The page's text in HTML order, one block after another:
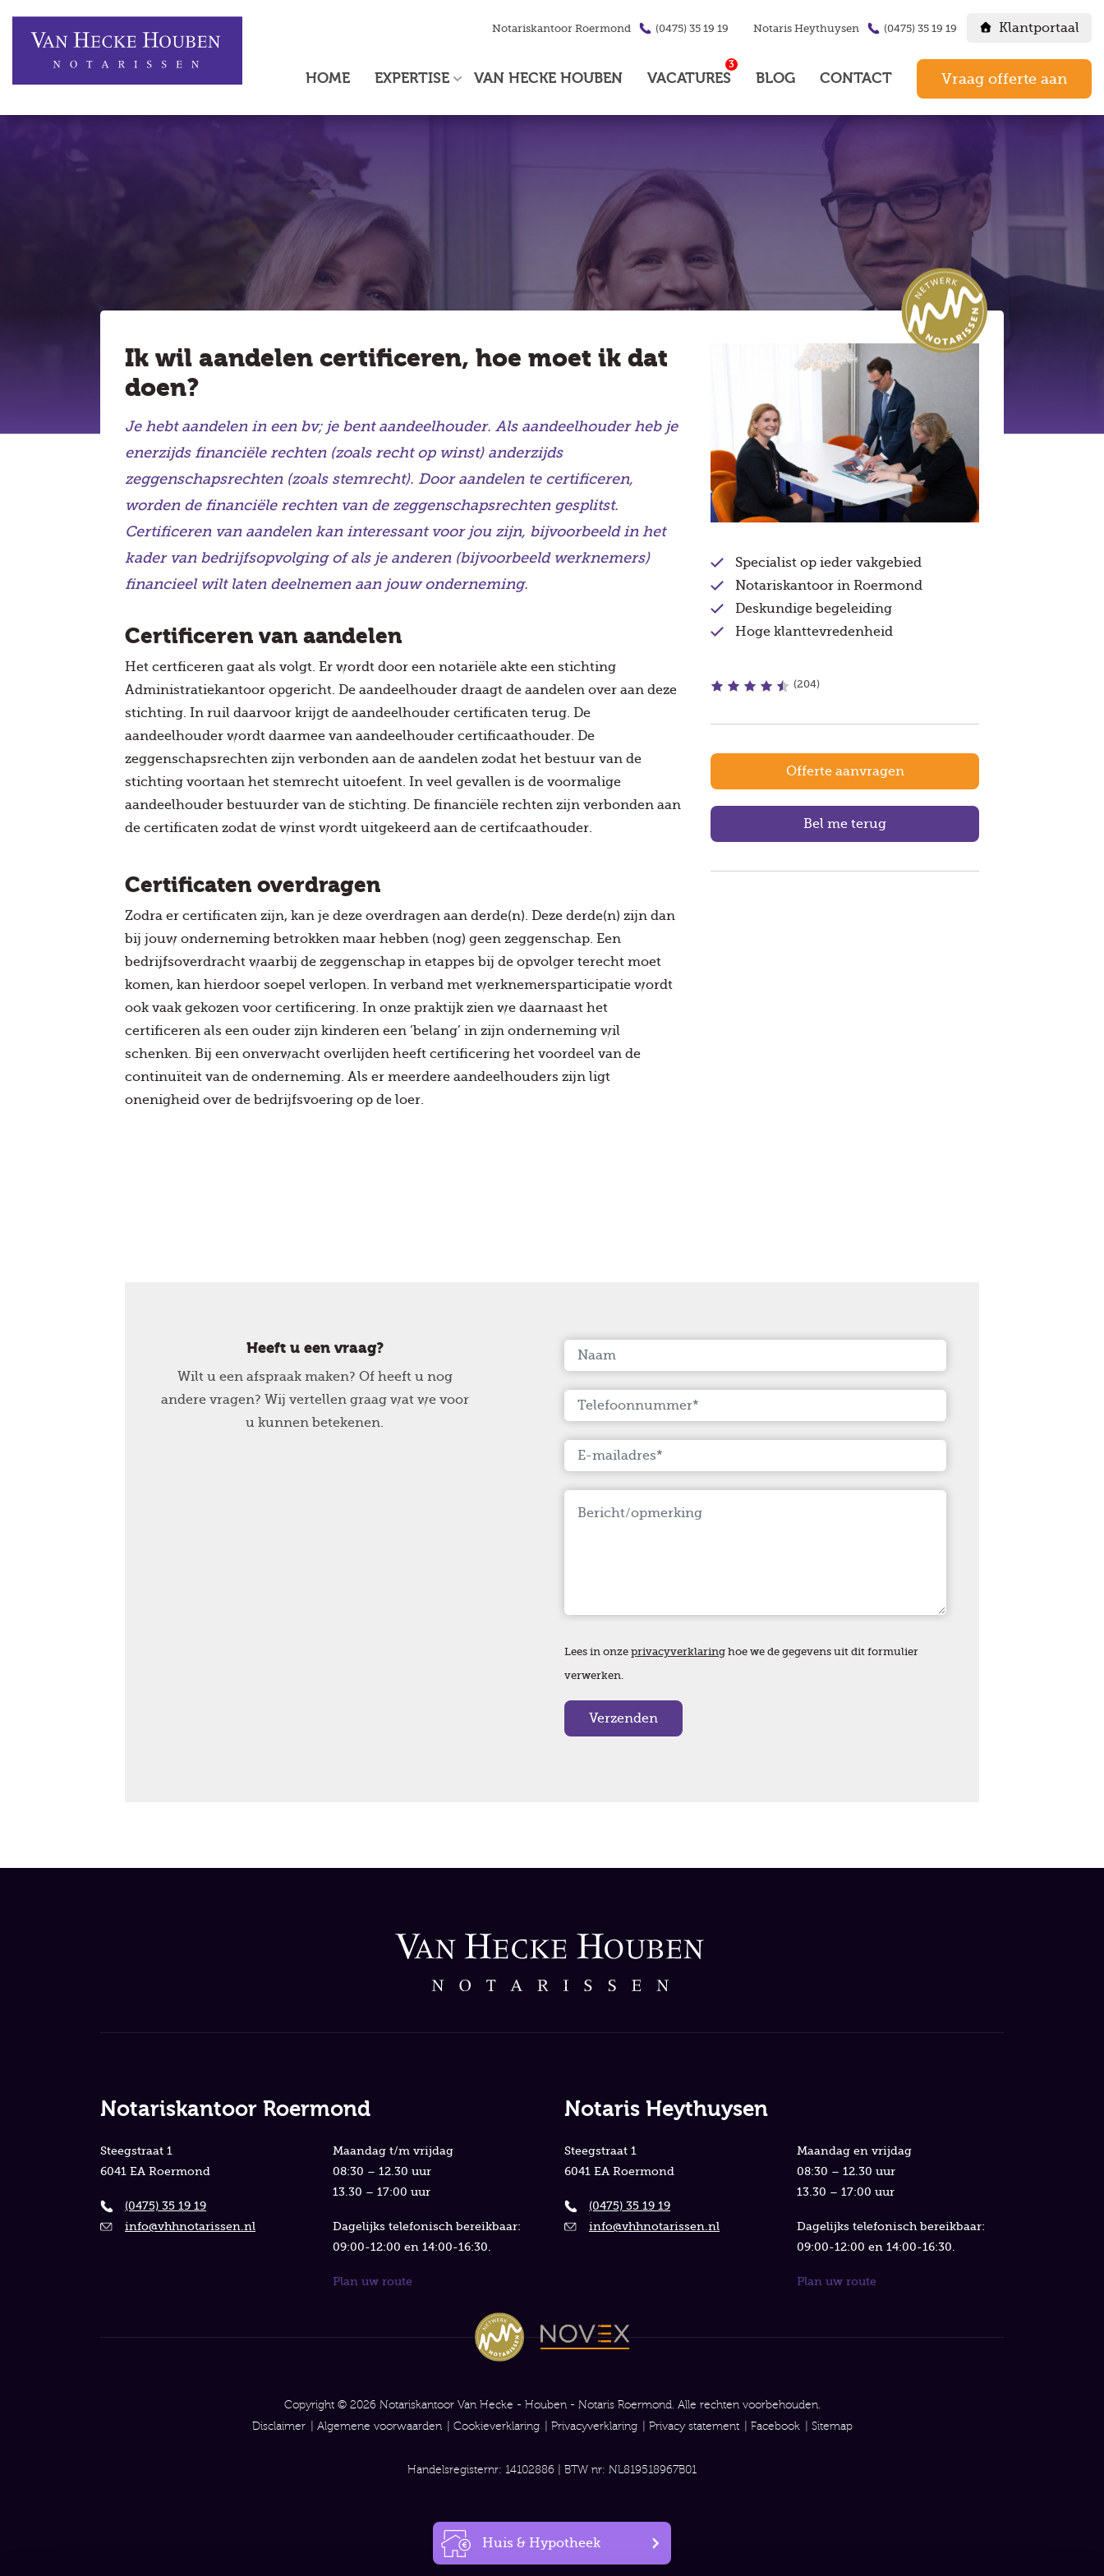
Notariskantoor Roermond (0475) 35 19 19 Notaris Heythuysen (0475) 35 19 19 Klantportaal
HOME EXPERTISE VAN HECKE HOUBEN VACATURES
3
BLOG CONTACT Vraag offerte aan
Ik wil aandelen certificeren, hoe moet ik dat
doen?
Je hebt aandelen in een bv; je bent aandeelhouder. Als aandeelhouder heb je
enerzijds financiële rechten (zoals recht op winst) anderzijds
zeggenschapsrechten (zoals stemrecht). Door aandelen te certificeren,
worden de financiële rechten van de zeggenschapsrechten gesplitst.
Certificeren van aandelen kan interessant voor jou zijn, bijvoorbeeld in het
kader van bedrijfsopvolging of als je anderen (bijvoorbeeld werknemers)
financieel wilt laten deelnemen aan jouw onderneming.
Certificeren van aandelen
Het certficeren gaat als volgt. Er wordt door een notariële akte een stichting
Administratiekantoor opgericht. De aandeelhouder draagt de aandelen over aan deze
stichting. In ruil daarvoor krijgt de aandeelhouder certificaten terug. De
aandeelhouder wordt daarmee van aandeelhouder certificaathouder. De
zeggenschapsrechten zijn verbonden aan de aandelen zodat het bestuur van de
stichting voortaan het stemrecht uitoefent. In veel gevallen is de voormalige
aandeelhouder bestuurder van de stichting. De financiële rechten zijn verbonden aan
de certificaten zodat de winst wordt uitgekeerd aan de certifcaathouder.
Certificaten overdragen
Zodra er certificaten zijn, kan je deze overdragen aan derde(n). Deze derde(n) zijn dan
bij jouw onderneming betrokken maar hebben (nog) geen zeggenschap. Een
bedrijfsoverdracht waarbij de zeggenschap in etappes bij de opvolger terecht moet
komen, kan hierdoor soepel verlopen. In verband met werknemersparticipatie wordt
ook vaak gekozen voor certificering. In onze praktijk zien we daarnaast het
certificeren als een ouder zijn kinderen een ‘belang’ in zijn onderneming wil
schenken. Bij een onverwacht overlijden heeft certificering het voordeel van de
continuïteit van de onderneming. Als er meerdere aandeelhouders zijn ligt
onenigheid over de bedrijfsvoering op de loer.
Specialist op ieder vakgebied
Notariskantoor in Roermond
Deskundige begeleiding
Hoge klanttevredenheid
(204)
Offerte aanvragen
Bel me terug
Heeft u een vraag?
Wilt u een afspraak maken? Of heeft u nog
andere vragen? Wij vertellen graag wat we voor
u kunnen betekenen.
Lees in onze privacyverklaring hoe we de gegevens uit dit formulier
verwerken.
Notariskantoor Roermond
Steegstraat 1
6041 EA Roermond
(0475) 35 19 19
info@vhhnotarissen.nl
Maandag t/m vrijdag
08:30 – 12.30 uur
13.30 – 17:00 uur
Dagelijks telefonisch bereikbaar:
09:00-12:00 en 14:00-16:30.
Plan uw route
Notaris Heythuysen
Steegstraat 1
6041 EA Roermond
(0475) 35 19 19
info@vhhnotarissen.nl
Maandag en vrijdag
08:30 – 12.30 uur
13.30 – 17:00 uur
Dagelijks telefonisch bereikbaar:
09:00-12:00 en 14:00-16:30.
Plan uw route
Copyright © 2026 Notariskantoor Van Hecke - Houben - Notaris Roermond. Alle rechten voorbehouden.
Disclaimer
Algemene voorwaarden Cookieverklaring Privacyverklaring Privacy statement Facebook Sitemap
Handelsregisternr: 14102886 | BTW nr: NL819518967B01
Huis & Hypotheek